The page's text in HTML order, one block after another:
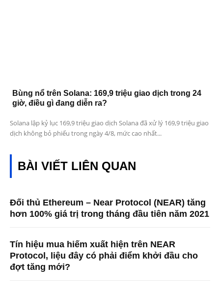
Bùng nổ trên Solana: 169,9 triệu giao dịch trong 24
giờ, điều gì đang diễn ra?
Solana lập kỷ lục 169,9 triệu giao dịch Solana đã xử lý 169,9 triệu giao
dịch không bỏ phiếu trong ngày 4/8, mức cao nhất...
BÀI VIẾT LIÊN QUAN
Đối thủ Ethereum – Near Protocol (NEAR) tăng
hơn 100% giá trị trong tháng đầu tiên năm 2021
Tín hiệu mua hiếm xuất hiện trên NEAR
Protocol, liệu đây có phải điểm khởi đầu cho
đợt tăng mới?